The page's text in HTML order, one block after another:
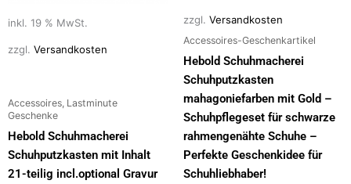
inkl. 19 % MwSt.
zzgl. Versandkosten
Accessoires, Lastminute
Geschenke
Hebold Schuhmacherei
Schuhputzkasten mit Inhalt
21-teilig incl.optional Gravur
zzgl. Versandkosten
Accessoires-Geschenkartikel
Hebold Schuhmacherei
Schuhputzkasten
mahagoniefarben mit Gold –
Schuhpflegeset für schwarze
rahmengenähte Schuhe –
Perfekte Geschenkidee für
Schuhliebhaber!